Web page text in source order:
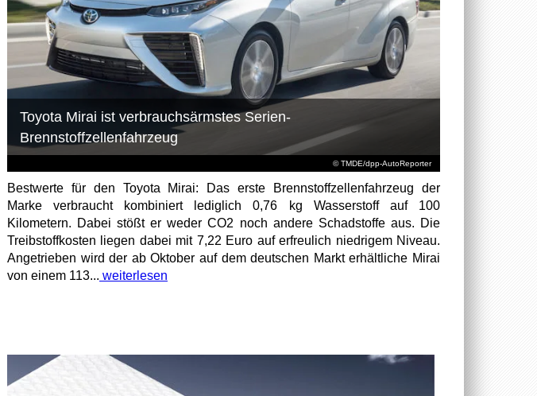
© TMDE/dpp-AutoReporter
Toyota Mirai ist verbrauchsärmstes Serien-
Brennstoffzellenfahrzeug
Bestwerte für den Toyota Mirai: Das erste Brennstoffzellenfahrzeug der
Marke verbraucht kombiniert lediglich 0,76 kg Wasserstoff auf 100
Kilometern. Dabei stößt er weder CO2 noch andere Schadstoffe aus. Die
Treibstoffkosten liegen dabei mit 7,22 Euro auf erfreulich niedrigem Niveau.
Angetrieben wird der ab Oktober auf dem deutschen Markt erhältliche Mirai
von einem 113... weiterlesen